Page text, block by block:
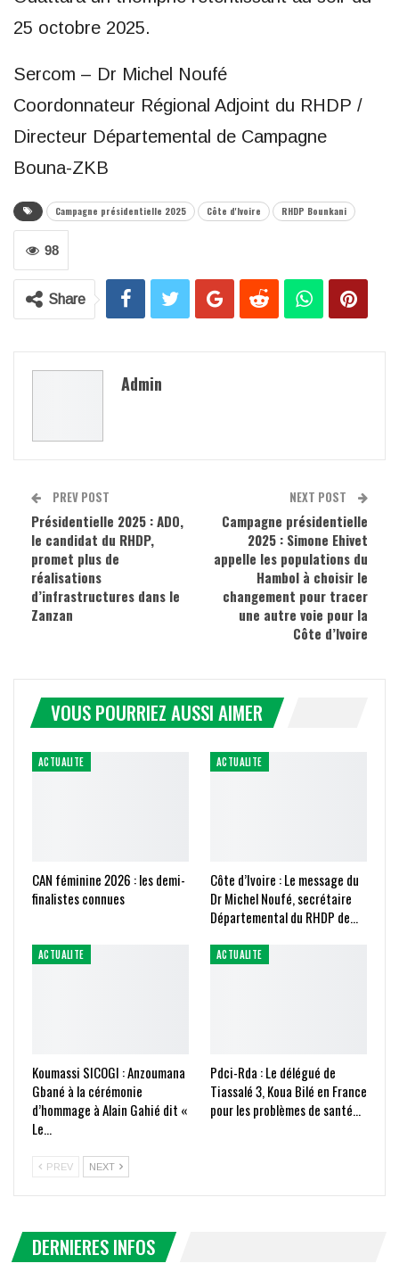
25 octobre 2025.
Sercom – Dr Michel Noufé
Coordonnateur Régional Adjoint du RHDP /
Directeur Départemental de Campagne
Bouna-ZKB
Campagne présidentielle 2025 Côte d'Ivoire RHDP Bounkani
98
Share
Admin
PREV POST
Présidentielle 2025 : ADO,
le candidat du RHDP,
promet plus de
réalisations
d’infrastructures dans le
Zanzan
NEXT POST
Campagne présidentielle
2025 : Simone Ehivet
appelle les populations du
Hambol à choisir le
changement pour tracer
une autre voie pour la
Côte d’Ivoire
VOUS POURRIEZ AUSSI AIMER
ACTUALITE
CAN féminine 2026 : les demi-
finalistes connues
ACTUALITE
Côte d’Ivoire : Le message du
Dr Michel Noufé, secrétaire
Départemental du RHDP de…
ACTUALITE
Koumassi SICOGI : Anzoumana
Gbané à la cérémonie
d’hommage à Alain Gahié dit «
Le…
ACTUALITE
Pdci-Rda : Le délégué de
Tiassalé 3, Koua Bilé en France
pour les problèmes de santé…
PREV NEXT
DERNIERES INFOS